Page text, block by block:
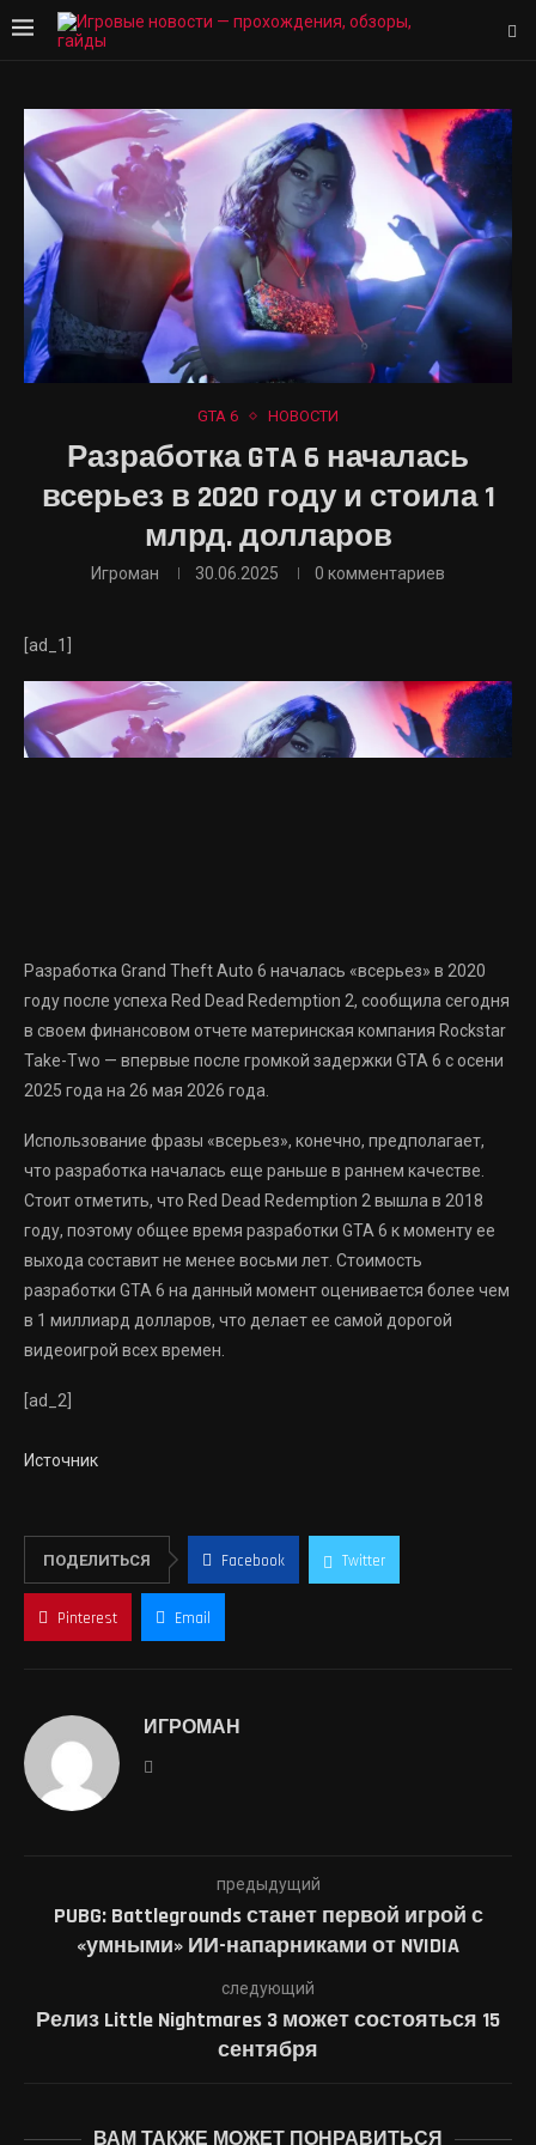
GTA 6 НОВОСТИ
Разработка GTA 6 началась
всерьез в 2020 году и стоила 1
млрд. долларов
Игроман 30.06.2025 0 комментариев
[ad_1]
Разработка Grand Theft Auto 6 началась «всерьез» в 2020
году после успеха Red Dead Redemption 2, сообщила сегодня
в своем финансовом отчете материнская компания Rockstar
Take-Two — впервые после громкой задержки GTA 6 с осени
2025 года на 26 мая 2026 года.
Использование фразы «всерьез», конечно, предполагает,
что разработка началась еще раньше в раннем качестве.
Стоит отметить, что Red Dead Redemption 2 вышла в 2018
году, поэтому общее время разработки GTA 6 к моменту ее
выхода составит не менее восьми лет. Стоимость
разработки GTA 6 на данный момент оценивается более чем
в 1 миллиард долларов, что делает ее самой дорогой
видеоигрой всех времен.
[ad_2]
Источник
ПОДЕЛИТЬСЯ Facebook Twitter
Pinterest Email
ИГРОМАН
предыдущий
PUBG: Battlegrounds станет первой игрой с
«умными» ИИ-напарниками от NVIDIA
следующий
Релиз Little Nightmares 3 может состояться 15
сентября
ВАМ ТАКЖЕ МОЖЕТ ПОНРАВИТЬСЯ